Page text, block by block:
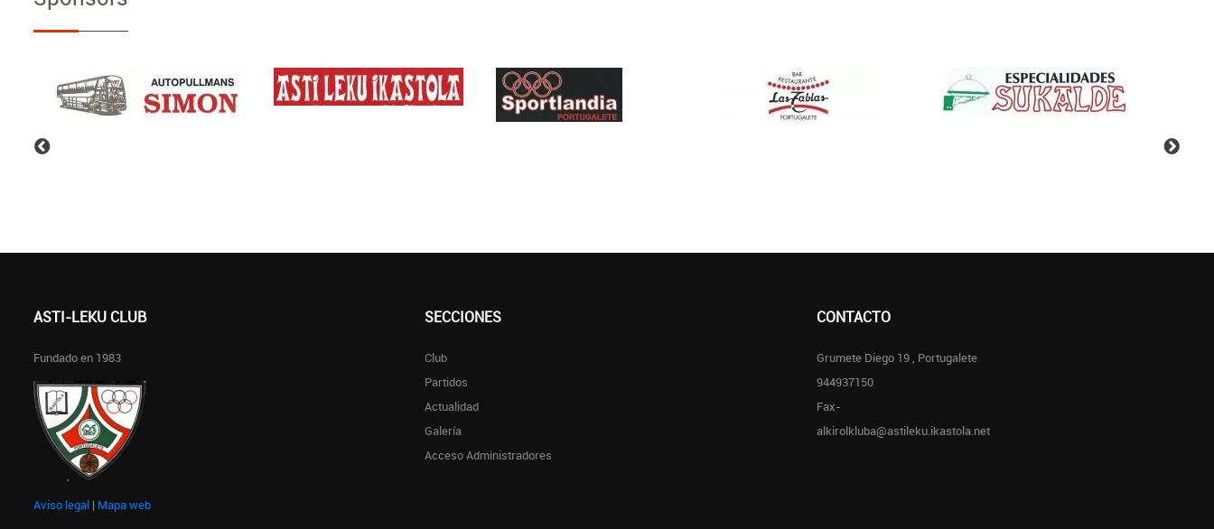
ASTI-LEKU CLUB
Fundado en 1983
Aviso legal | Mapa web
SECCIONES
Club
Partidos
Actualidad
Galería
Acceso Administradores
CONTACTO
Grumete Diego 19 , Portugalete
944937150
Fax-
alkirolkluba@astileku.ikastola.net